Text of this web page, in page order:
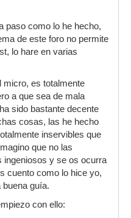
paso como lo he hecho,
de este foro no permite
lo hare en varias
micro, es totalmente
a que sea de mala
sido bastante decente
cosas, las he hecho
inservibles que
que no las
ingeniosos y se os ocurra
cuento como lo hice yo,
buena guía.
con ello: